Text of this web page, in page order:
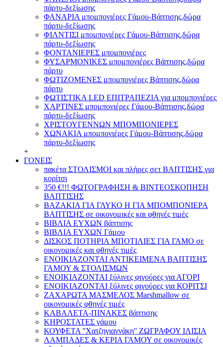
πάρτυ-δεξίωσης
ΦΑΝΑΡΙΑ μπομπονιέρες Γάμου-Βάπτισης,δώρα
πάρτυ-δεξίωσης
ΦΙΛΝΤΙΣΙ μπομπονιέρες Γάμου-Βάπτισης,δώρα
πάρτυ-δεξίωσης
ΦΟΝΤΑΝΙΕΡΕΣ μπομπονιέρες
ΦΥΣΑΡΜΟΝΙΚΕΣ μπομπονιέρες Βάπτισης,δώρα
πάρτυ
ΦΩΤΙΖΟΜΕΝΕΣ μπομπονιέρες Βάπτισης,δώρα
πάρτυ
ΦΩΤΙΣΤΙΚΑ LED ΕΠΙΤΡΑΠΕΖΙΑ για μπομπονιέρες
ΧΑΡΤΙΝΕΣ μπομπονιέρες Γάμου-Βάπτισης,δώρα
πάρτυ-δεξίωσης
ΧΡΙΣΤΟΥΓΕΝΝΩΝ ΜΠΟΜΠΟΝΙΕΡΕΣ
ΧΩΝΑΚΙΑ μπομπονιέρες Γάμου-Βάπτισης,δώρα
πάρτυ-δεξίωσης
+
ΓΟΝΕΙΣ
πακέτα ΣΤΟΛΙΣΜΟΙ και πλήρες σετ ΒΑΠΤΙΣΗΣ για
κορίτσι
350 €!!! ΦΩΤΟΓΡΑΦΗΣΗ & ΒΙΝΤΕΟΣΚΟΠΗΣΗ
ΒΑΠΤΙΣΗΣ
ΒΑΖΑΚΙΑ ΓΙΑ ΓΛΥΚΟ Η ΓΙΑ ΜΠΟΜΠΟΝΙΕΡΑ
ΒΑΠΤΙΣΗΣ σε οικονομικές και φθηνές τιμές
ΒΙΒΛΙΑ ΕΥΧΩΝ βάπτισης
ΒΙΒΛΙΑ ΕΥΧΩΝ Γάμου
ΔΙΣΚΟΣ ΠΟΤΗΡΙΑ ΜΠΟΤΙΛΙΕΣ ΓΙΑ ΓΑΜΟ σε
οικονομικές και φθηνές τιμές
ΕΝΟΙΚΙΑΖΟΝΤΑΙ ΑΝΤΙΚΕΙΜΕΝΑ ΒΑΠΤΙΣΗΣ
ΓΑΜΟΥ & ΣΤΟΛΙΣΜΩΝ
ΕΝΟΙΚΙΑΖΟΝΤΑΙ ξύλινες φιγούρες για ΑΓΟΡΙ
ΕΝΟΙΚΙΑΖΟΝΤΑΙ ξύλινες φιγούρες για ΚΟΡΙΤΣΙ
ΖΑΧΑΡΩΤΑ ΜΑΣΜΕΛΟΣ Marshmallow σε
οικονομικές φθηνές τιμές
ΚΑΒΑΛΕΤΑ-ΠΙΝΑΚΕΣ βάπτισης
ΚΗΡΟΣΤΑΤΕΣ γάμου
ΚΟΥΦΕΤΑ ''Χατζηγιαννάκη'' ΖΩΓΡΑΦΟΥ ΙΛΙΣΙΑ
ΛΑΜΠΑΔΕΣ & ΚΕΡΙΑ ΓΑΜΟΥ σε οικονομικές